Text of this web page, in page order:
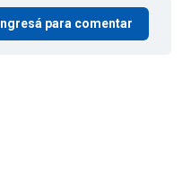
Ingresá para comentar